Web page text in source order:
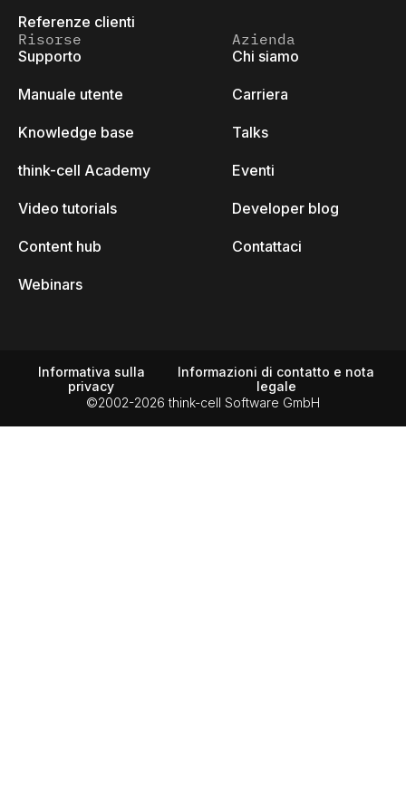
Referenze clienti
Risorse
Supporto
Manuale utente
Knowledge base
think-cell Academy
Video tutorials
Content hub
Webinars
Azienda
Chi siamo
Carriera
Talks
Eventi
Developer blog
Contattaci
©2002-2026 think-cell Software GmbH
Informativa sulla
privacy
Informazioni di contatto e nota
legale